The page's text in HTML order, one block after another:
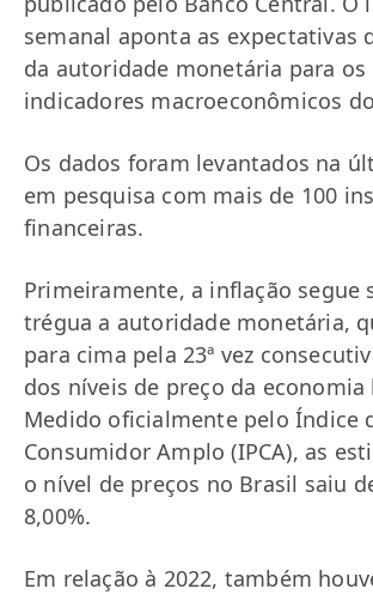
semanal aponta as expectativas
da autoridade monetária para
indicadores macroeconômicos
Os dados foram levantados na
em pesquisa com mais de 100
financeiras.
Primeiramente, a inflação segue
trégua a autoridade monetária,
para cima pela 23ª vez
dos níveis de preço da economia
Medido oficialmente pelo Índice
Consumidor Amplo (IPCA), as
o nível de preços no Brasil saiu
8,00%.
Em relação à 2022, também